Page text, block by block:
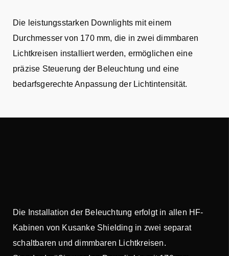
Die leistungsstarken Downlights mit einem
Durchmesser von 170 mm, die in zwei dimmbaren
Lichtkreisen installiert werden, ermöglichen eine
präzise Steuerung der Beleuchtung und eine
bedarfsgerechte Anpassung der Lichtintensität.
Die Installation der Beleuchtung erfolgt in allen HF-
Kabinen von Kusanke Shielding in zwei separat
schaltbaren und dimmbaren Lichtkreisen.